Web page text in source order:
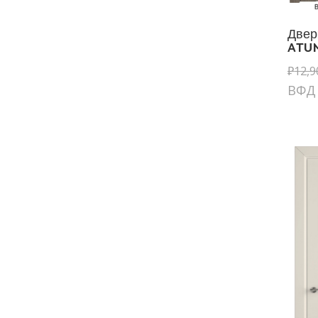
₽
ВФД